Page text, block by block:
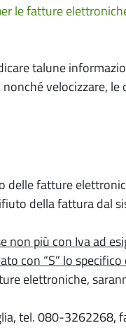
le fatture
talune
velocizzare,
fatture
della fattura dal
più con Iva ad
con “S” lo specifico
elettroniche,
tel. 080-3262268,